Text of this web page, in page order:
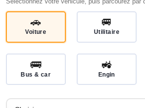
Sélectionnez votre véhicule, puis parcourez par
🚗
Voiture
🚐
Utilitaire
🚌
Bus & car
🚜
Engin